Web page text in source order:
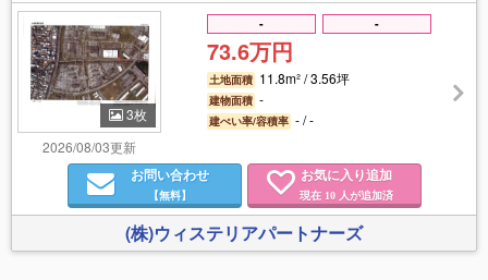
3枚
2026/08/03更新
- -
73.6万円
土地面積 11.8m² / 3.56坪
建物面積 -
建ぺい率/容積率 - / -
お問い合わせ
【無料】
お気に入り追加
現在 10人が追加済
(株)ウィステリアパートナーズ